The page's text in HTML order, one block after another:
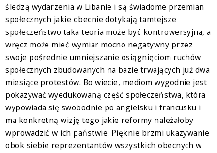
śledzą wydarzenia w Libanie i są świadome przemian
społecznych jakie obecnie dotykają tamtejsze
społeczeństwo taka teoria może być kontrowersyjna, a
wręcz może mieć wymiar mocno negatywny przez
swoje pośrednie umniejszanie osiągnięciom ruchów
społecznych zbudowanych na bazie trwających już dwa
miesiące protestów. Bo wiecie, mediom wygodnie jest
pokazywać wyedukowaną część społeczeństwa, która
wypowiada się swobodnie po angielsku i francusku i
ma konkretną wizję tego jakie reformy należałoby
wprowadzić w ich państwie. Pięknie brzmi ukazywanie
obok siebie reprezentantów wszystkich obecnych w